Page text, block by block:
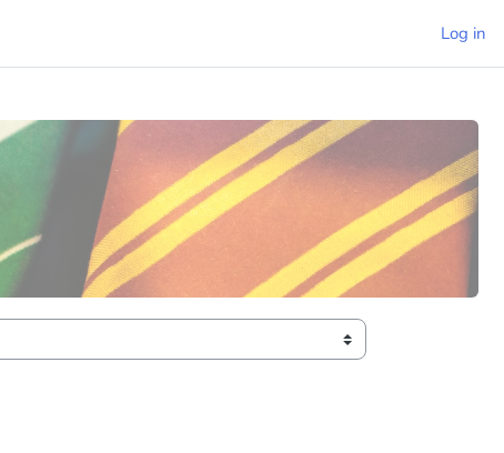
Log in